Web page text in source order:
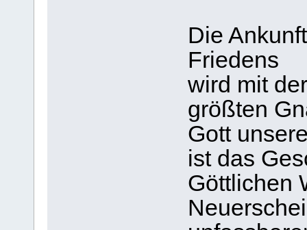
Die
Friedens
wird mit
größten
Gott
ist das
Göttlichen